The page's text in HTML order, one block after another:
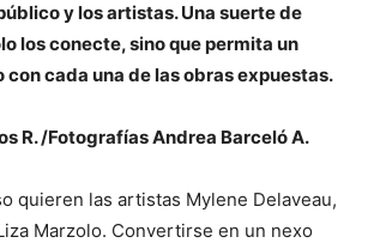
y los artistas. Una suerte de
los conecte, sino que permita un
cada una de las obras expuestas.
R. /Fotografías Andrea Barceló A.
quieren las artistas Mylene Delaveau,
Marzolo. Convertirse en un nexo